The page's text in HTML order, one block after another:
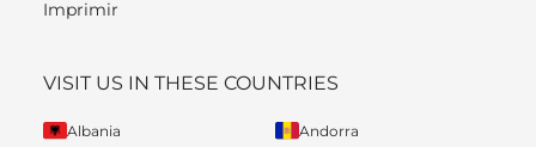
Imprimir
VISIT US IN THESE COUNTRIES
Albania Andorra